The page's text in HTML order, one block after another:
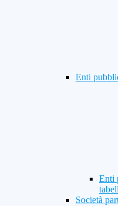
Enti
Enti
Società